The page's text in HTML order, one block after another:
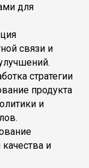
для
связи и
стратегии
продукта
и
качества и